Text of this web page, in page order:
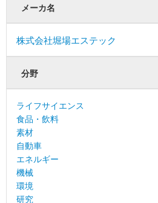
メーカ名
株式会社堀場エステック
分野
ライフサイエンス
食品・飲料
素材
自動車
エネルギー
機械
環境
研究